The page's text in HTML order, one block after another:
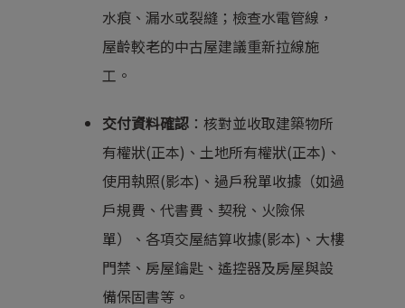
水痕、漏水或裂縫；檢查水電管線，
屋齡較老的中古屋建議重新拉線施
工。
交付資料確認 ：核對並收取建築物所
有權狀(正本)、土地所有權狀(正本)、
使用執照(影本)、過戶稅單收據（如過
戶規費、代書費、契稅、火險保
單）、各項交屋結算收據(影本)、大樓
門禁、房屋鑰匙、遙控器及房屋與設
備保固書等。